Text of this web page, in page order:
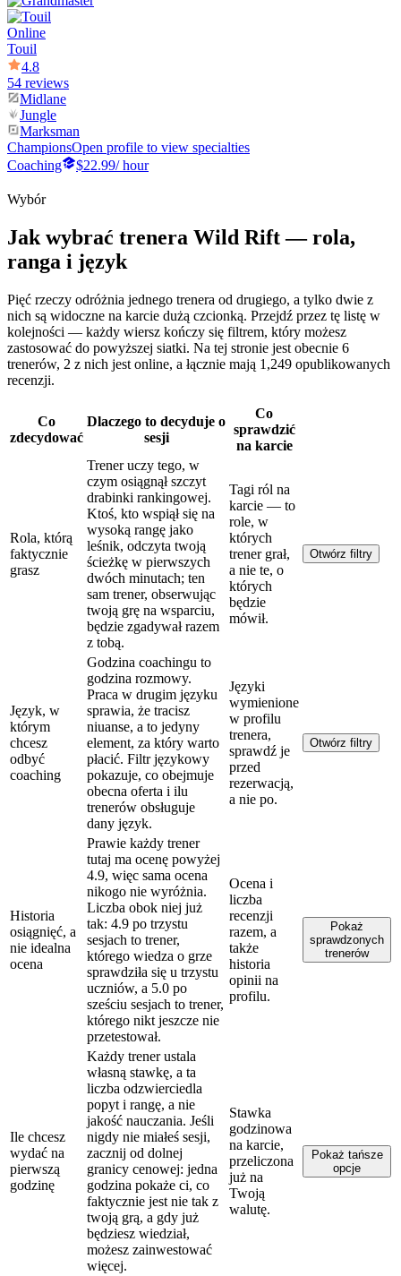
Online
Touil
4.8
54 reviews
Midlane
Jungle
Marksman
ChampionsOpen profile to view specialties
Coaching
$22.99/ hour
Wybór
Jak wybrać trenera Wild Rift — rola,
ranga i język
Pięć rzeczy odróżnia jednego trenera od drugiego, a tylko dwie z
nich są widoczne na karcie dużą czcionką. Przejdź przez tę listę w
kolejności — każdy wiersz kończy się filtrem, który możesz
zastosować do powyższej siatki. Na tej stronie jest obecnie 6
trenerów, 2 z nich jest online, a łącznie mają 1,249 opublikowanych
recenzji.
Co
zdecydować
Dlaczego to decyduje o
sesji
Co
sprawdzić
na karcie
Rola, którą
faktycznie
grasz
Trener uczy tego, w
czym osiągnął szczyt
drabinki rankingowej.
Ktoś, kto wspiął się na
wysoką rangę jako
leśnik, odczyta twoją
ścieżkę w pierwszych
dwóch minutach; ten
sam trener, obserwując
twoją grę na wsparciu,
będzie zgadywał razem
z tobą.
Tagi ról na
karcie — to
role, w
których
trener grał,
a nie te, o
których
będzie
mówił.
Otwórz filtry
Język, w
którym
chcesz
odbyć
coaching
Godzina coachingu to
godzina rozmowy.
Praca w drugim języku
sprawia, że tracisz
niuanse, a to jedyny
element, za który warto
płacić. Filtr językowy
pokazuje, co obejmuje
obecna oferta i ilu
trenerów obsługuje
dany język.
Języki
wymienione
w profilu
trenera,
sprawdź je
przed
rezerwacją,
a nie po.
Otwórz filtry
Historia
osiągnięć, a
nie idealna
ocena
Prawie każdy trener
tutaj ma ocenę powyżej
4.9, więc sama ocena
nikogo nie wyróżnia.
Liczba obok niej już
tak: 4.9 po trzystu
sesjach to trener,
którego wiedza o grze
sprawdziła się u trzystu
uczniów, a 5.0 po
sześciu sesjach to trener,
którego nikt jeszcze nie
przetestował.
Ocena i
liczba
recenzji
razem, a
także
historia
opinii na
profilu.
Pokaż
sprawdzonych
trenerów
Ile chcesz
wydać na
pierwszą
godzinę
Każdy trener ustala
własną stawkę, a ta
liczba odzwierciedla
popyt i rangę, a nie
jakość nauczania. Jeśli
nigdy nie miałeś sesji,
zacznij od dolnej
granicy cenowej: jedna
godzina pokaże ci, co
faktycznie jest nie tak z
twoją grą, a gdy już
będziesz wiedział,
możesz zainwestować
więcej.
Stawka
godzinowa
na karcie,
przeliczona
już na
Twoją
walutę.
Pokaż tańsze
opcje